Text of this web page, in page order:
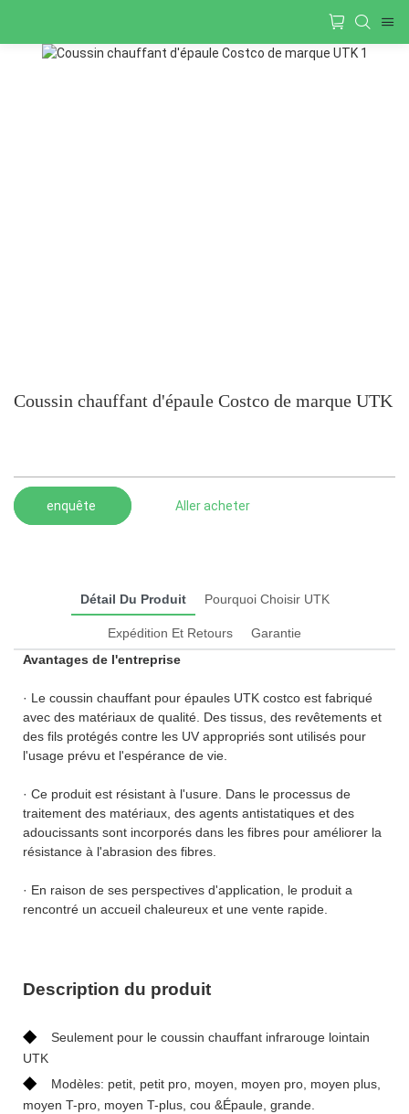
Coussin chauffant d'épaule Costco de marque UTK
enquête Aller acheter
Détail Du Produit Pourquoi Choisir UTK
Expédition Et Retours
Garantie
Avantages de l'entreprise
· Le coussin chauffant pour épaules UTK costco est fabriqué
avec des matériaux de qualité. Des tissus, des revêtements et
des fils protégés contre les UV appropriés sont utilisés pour
l'usage prévu et l'espérance de vie.
· Ce produit est résistant à l'usure. Dans le processus de
traitement des matériaux, des agents antistatiques et des
adoucissants sont incorporés dans les fibres pour améliorer la
résistance à l'abrasion des fibres.
· En raison de ses perspectives d'application, le produit a
rencontré un accueil chaleureux et une vente rapide.
Description du produit
◆
Seulement pour le coussin chauffant infrarouge lointain
UTK
◆
Modèles: petit, petit pro, moyen, moyen pro, moyen plus,
moyen T-pro, moyen T-plus, cou &Épaule, grande.